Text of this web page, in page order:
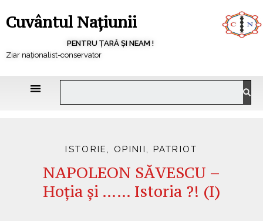
Cuvântul Națiunii
PENTRU ȚARĂ ȘI NEAM !
Ziar naționalist-conservator
ISTORIE, OPINII, PATRIOT
NAPOLEON SĂVESCU –
Hoția și …… Istoria ?! (I)